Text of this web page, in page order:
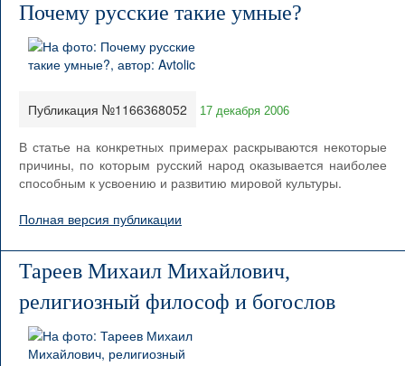
Почему русские такие умные?
Публикация №1166368052 17 декабря 2006
В статье на конкретных примерах раскрываются некоторые
причины, по которым русский народ оказывается наиболее
способным к усвоению и развитию мировой культуры.
Полная версия публикации
Тареев Михаил Михайлович,
религиозный философ и богослов